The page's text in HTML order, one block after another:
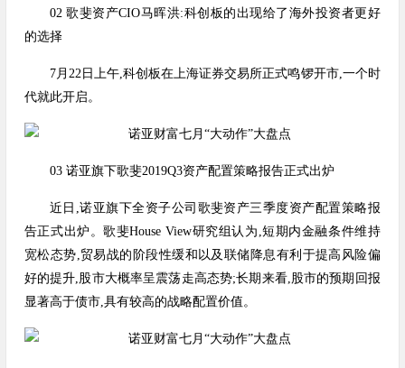
02 歌斐资产CIO马晖洪:科创板的出现给了海外投资者更好
的选择
7月22日上午,科创板在上海证券交易所正式鸣锣开市,一个时
代就此开启。
03 诺亚旗下歌斐2019Q3资产配置策略报告正式出炉
近日,诺亚旗下全资子公司歌斐资产三季度资产配置策略报
告正式出炉。歌斐House View研究组认为,短期内金融条件维持
宽松态势,贸易战的阶段性缓和以及联储降息有利于提高风险偏
好的提升,股市大概率呈震荡走高态势;长期来看,股市的预期回报
显著高于债市,具有较高的战略配置价值。